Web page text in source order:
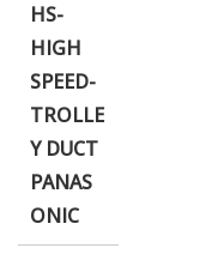
HS-
HIGH
SPEED-
TROLLE
Y DUCT
PANAS
ONIC